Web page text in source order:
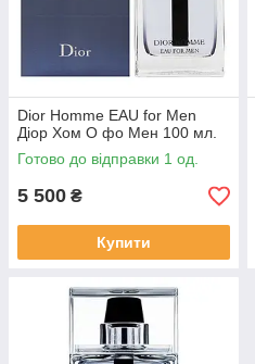
Dior Homme EAU for Men
Діор Хом О фо Мен 100 мл.
Готово до відправки 1 од.
5 500 ₴
Купити